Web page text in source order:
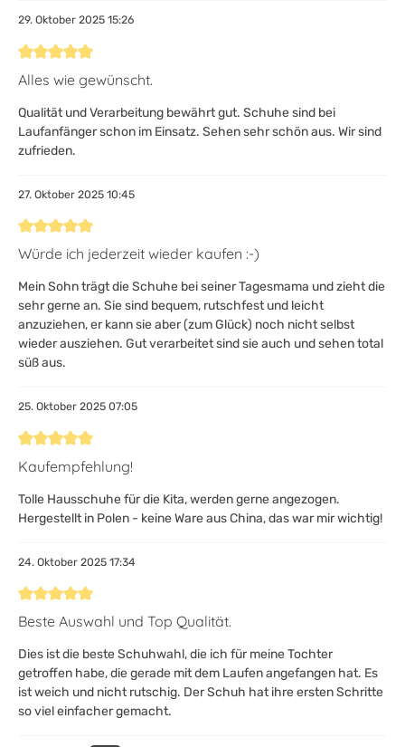
29. Oktober 2025 15:26
Bewertung mit 5 von 5 Sternen
Alles wie gewünscht.
Qualität und Verarbeitung bewährt gut. Schuhe sind bei
Laufanfänger schon im Einsatz. Sehen sehr schön aus. Wir sind
zufrieden.
27. Oktober 2025 10:45
Bewertung mit 5 von 5 Sternen
Würde ich jederzeit wieder kaufen :-)
Mein Sohn trägt die Schuhe bei seiner Tagesmama und zieht die
sehr gerne an. Sie sind bequem, rutschfest und leicht
anzuziehen, er kann sie aber (zum Glück) noch nicht selbst
wieder ausziehen. Gut verarbeitet sind sie auch und sehen total
süß aus.
25. Oktober 2025 07:05
Bewertung mit 5 von 5 Sternen
Kaufempfehlung!
Tolle Hausschuhe für die Kita, werden gerne angezogen.
Hergestellt in Polen - keine Ware aus China, das war mir wichtig!
24. Oktober 2025 17:34
Bewertung mit 5 von 5 Sternen
Beste Auswahl und Top Qualität.
Dies ist die beste Schuhwahl, die ich für meine Tochter
getroffen habe, die gerade mit dem Laufen angefangen hat. Es
ist weich und nicht rutschig. Der Schuh hat ihre ersten Schritte
so viel einfacher gemacht.